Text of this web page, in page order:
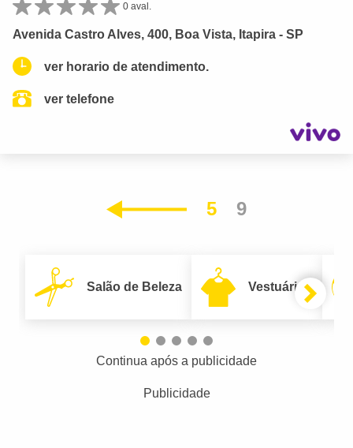
0 aval.
Avenida Castro Alves, 400, Boa Vista, Itapira - SP
ver horario de atendimento.
ver telefone
5 9
Salão de Beleza Vestuário
Continua após a publicidade
Publicidade